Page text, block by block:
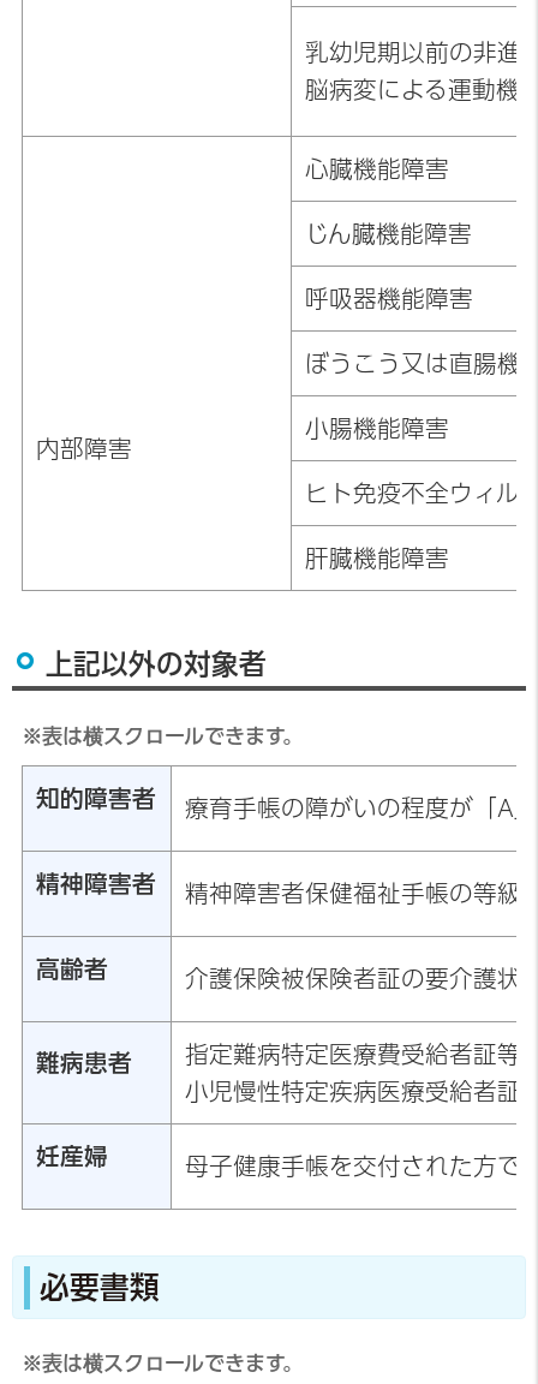
乳幼児期以前の非進
脳病変による運動機
内部障害
心臓機能障害
じん臓機能障害
呼吸器機能障害
ぼうこう又は直腸機
小腸機能障害
ヒト免疫不全ウィル
肝臓機能障害
上記以外の対象者
※表は横スクロールできます。
知的障害者 療育手帳の障がいの程度が「A
精神障害者 精神障害者保健福祉手帳の等級
高齢者 介護保険被保険者証の要介護状
難病患者
指定難病特定医療費受給者証等
小児慢性特定疾病医療受給者証
妊産婦 母子健康手帳を交付された方で
必要書類
※表は横スクロールできます。